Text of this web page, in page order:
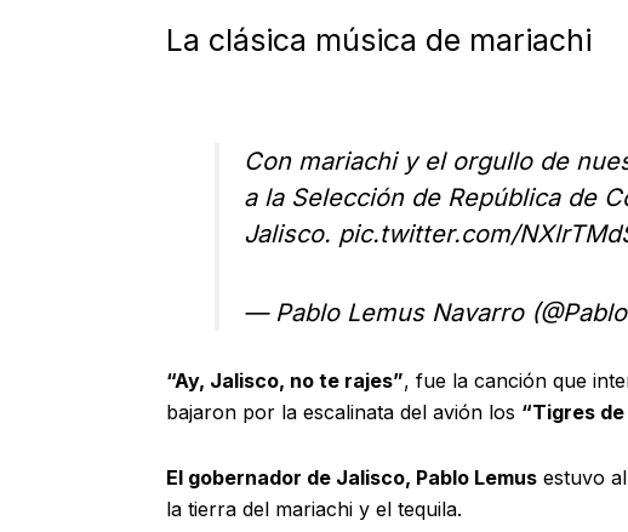
La clásica música de mariachi
Con mariachi y el orgullo de
a la Selección de República de
Jalisco. pic.twitter.com/
— Pablo Lemus Navarro
“Ay, Jalisco, no te rajes”, fue la canción que
bajaron por la escalinata del avión los “Tigres de
El gobernador de Jalisco, Pablo Lemus estuvo
la tierra del mariachi y el tequila.